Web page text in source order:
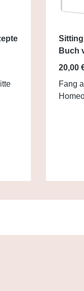
Buch
20,00
Fang